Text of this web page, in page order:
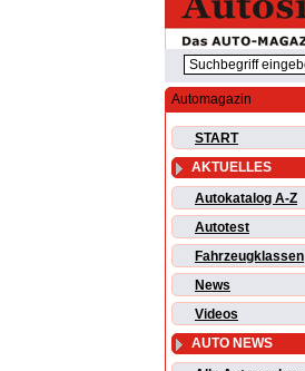
Automagazin
START
AKTUELLES
Autokatalog A-Z
Autotest
Fahrzeugklassen
News
Videos
AUTO NEWS